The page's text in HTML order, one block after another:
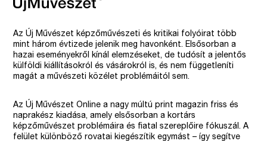
Az Új Művészet képzőművészeti és kritikai folyóirat több
mint három évtizede jelenik meg havonként. Elsősorban a
hazai eseményekről kínál elemzéseket, de tudósít a jelentős
külföldi kiállításokról és vásárokról is, és nem függetleníti
magát a művészeti közélet problémáitól sem.
Az Új Művészet Online a nagy múltú print magazin friss és
naprakész kiadása, amely elsősorban a kortárs
képzőművészet problémáira és fiatal szereplőire fókuszál. A
felület különböző rovatai kiegészítik egymást – így segítve